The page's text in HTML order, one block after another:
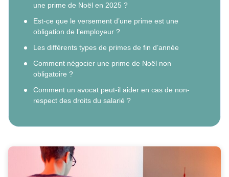
une prime de Noël en 2025 ?
Est-ce que le versement d’une prime est une
obligation de l’employeur ?
Les différents types de primes de fin d’année
Comment négocier une prime de Noël non
obligatoire ?
Comment un avocat peut-il aider en cas de non-
respect des droits du salarié ?